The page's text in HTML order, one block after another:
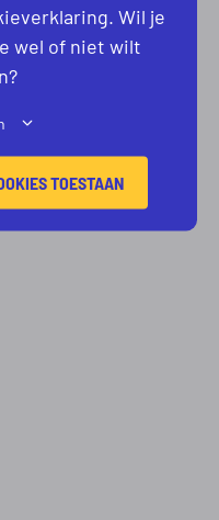
Wil je
wel of niet wilt
TOESTAAN